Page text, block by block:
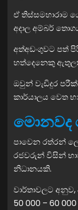
ඒ තිස්සමහාරාම
අදාල අම්බර්
අත්අඩංගුවට පත්
හත්දෙනෙකු
ඔවුන් වැඩිදුර
කාර්යාලය වෙත
මොනවද
පාවෙන රත්රන්
රජවරුන් විසින්
නිධානයකි.
වාර්තාවලට
50 000 – 60